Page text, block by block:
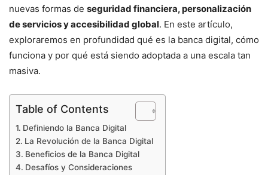
nuevas formas de seguridad financiera, personalización
de servicios y accesibilidad global. En este artículo,
exploraremos en profundidad qué es la banca digital, cómo
funciona y por qué está siendo adoptada a una escala tan
masiva.
Table of Contents
Definiendo la Banca Digital
La Revolución de la Banca Digital
Beneficios de la Banca Digital
Desafíos y Consideraciones